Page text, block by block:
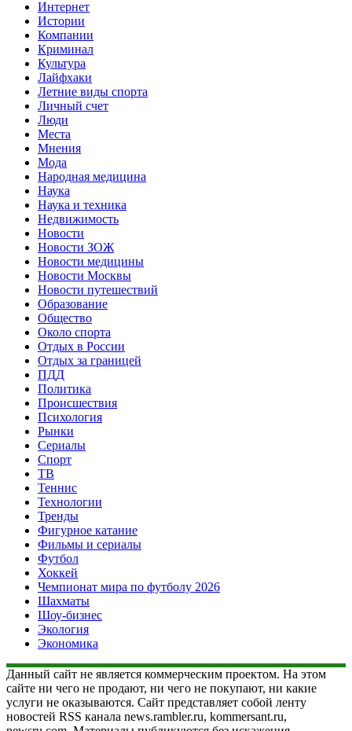
Интернет
Истории
Компании
Криминал
Культура
Лайфхаки
Летние виды спорта
Личный счет
Люди
Места
Мнения
Мода
Народная медицина
Наука
Наука и техника
Недвижимость
Новости
Новости ЗОЖ
Новости медицины
Новости Москвы
Новости путешествий
Образование
Общество
Около спорта
Отдых в России
Отдых за границей
ПДД
Политика
Происшествия
Психология
Рынки
Сериалы
Спорт
ТВ
Теннис
Технологии
Тренды
Фигурное катание
Фильмы и сериалы
Футбол
Хоккей
Чемпионат мира по футболу 2026
Шахматы
Шоу-бизнес
Экология
Экономика
Данный сайт не является коммерческим проектом. На этом
сайте ни чего не продают, ни чего не покупают, ни какие
услуги не оказываются. Сайт представляет собой ленту
новостей RSS канала news.rambler.ru, kommersant.ru,